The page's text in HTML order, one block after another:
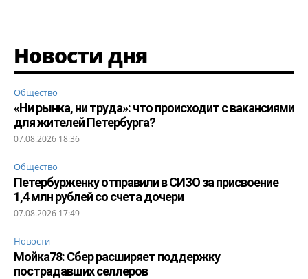
Новости дня
Общество
«Ни рынка, ни труда»: что происходит с вакансиями
для жителей Петербурга?
07.08.2026 18:36
Общество
Петербурженку отправили в СИЗО за присвоение
1,4 млн рублей со счета дочери
07.08.2026 17:49
Новости
Мойка78: Сбер расширяет поддержку
пострадавших селлеров